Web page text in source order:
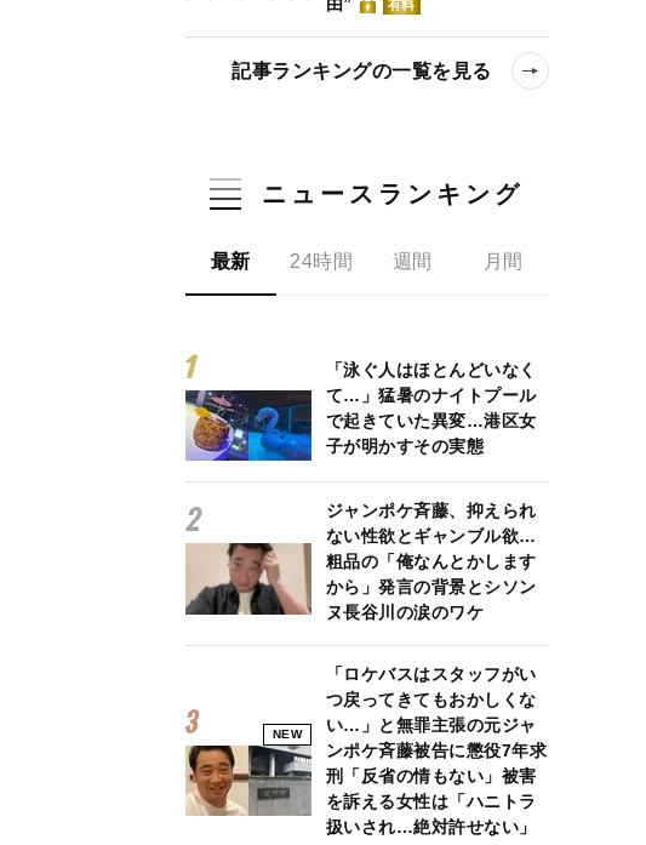
有料
記事ランキングの一覧を見る
ニュースランキング
最新 24時間 週間 月間
「泳ぐ人はほとんどいなく
て…」猛暑のナイトプール
で起きていた異変…港区女
子が明かすその実態
ジャンポケ斉藤、抑えられ
ない性欲とギャンブル欲…
粗品の「俺なんとかします
から」発言の背景とシソン
ヌ長谷川の涙のワケ
NEW
「ロケバスはスタッフがい
つ戻ってきてもおかしくな
い…」と無罪主張の元ジャ
ンポケ斉藤被告に懲役7年求
刑「反省の情もない」被害
を訴える女性は「ハニトラ
扱いされ…絶対許せない」